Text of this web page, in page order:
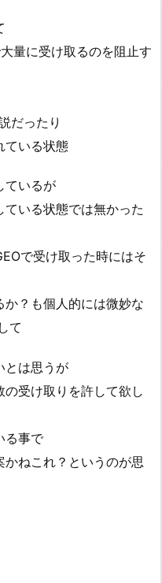
量に受け取るのを阻止す
だったり
ている状態
ているが
いる状態では無かった
で受け取った時にはそ
？も個人的には微妙な
て
とは思うが
受け取りを許して欲し
る事で
ねこれ？というのが思